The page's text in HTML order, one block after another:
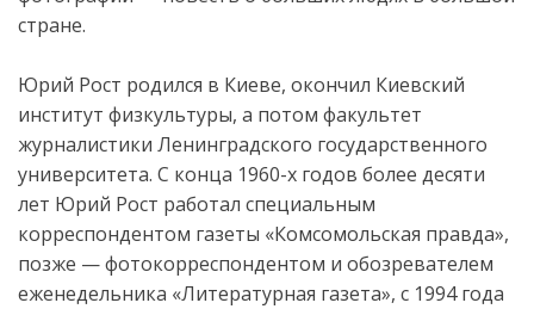
стране.
Юрий Рост родился в Киеве, окончил Киевский
институт физкультуры, а потом факультет
журналистики Ленинградского государственного
университета. С конца 1960-х годов более десяти
лет Юрий Рост работал специальным
корреспондентом газеты «Комсомольская правда»,
позже — фотокорреспондентом и обозревателем
еженедельника «Литературная газета», с 1994 года